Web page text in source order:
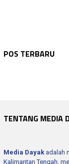
POS TERBARU
Polres Seruyan
WARTA KEPOLISIAN
Polres
WARTA KEPOLISIAN
WARTA KEPOLISIAN
TENTANG MEDIA
Media Dayak adalah
Kalimantan Tengah,